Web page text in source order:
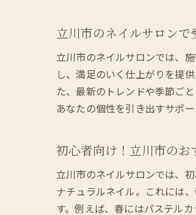
立川市のネイルサロン
立川市のネイルサロンでは、
し、満足のいく仕上がりを提
た、最新のトレンドや季節ご
あなたの個性を引き出すサポ
初心者向け！立川市のお
立川市のネイルサロンでは、
ナチュラルネイル。これには
す。例えば、春にはパステル